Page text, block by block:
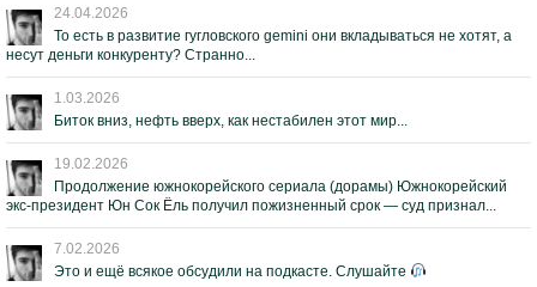
24.04.2026
То есть в развитие гугловского gemini они вкладываться не хотят, а
несут деньги конкуренту? Странно...
1.03.2026
Биток вниз, нефть вверх, как нестабилен этот мир...
19.02.2026
Продолжение южнокорейского сериала (дорамы) Южнокорейский
экс-президент Юн Сок Ёль получил пожизненный срок — суд признал...
7.02.2026
Это и ещё всякое обсудили на подкасте. Слушайте